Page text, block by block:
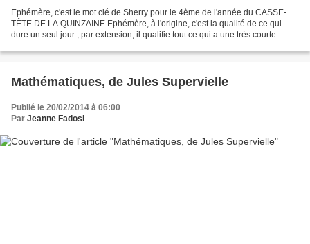
Ephémère, c'est le mot clé de Sherry pour le 4ème de l'année du CASSE-
TÊTE DE LA QUINZAINE Ephémère, à l'origine, c'est la qualité de ce qui
dure un seul jour ; par extension, il qualifie tout ce qui a une très courte
Mathématiques, de Jules Supervielle
Publié le 20/02/2014 à 06:00
Par Jeanne Fadosi